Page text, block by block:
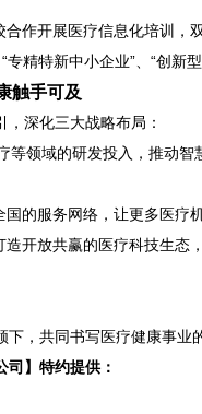
作开展医疗信息化培训，
专精特新中小企业”、“创新
触手可及
深化三大战略布局：
等领域的研发投入，推动智
的服务网络，让更多医疗
开放共赢的医疗科技生态
，共同书写医疗健康事业
】特约提供：